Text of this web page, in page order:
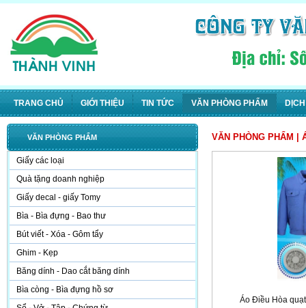
TRANG CHỦ GIỚI THIỆU TIN TỨC VĂN PHÒNG PHẨM
VĂN PHÒNG PHẨM
Giấy các loại
Quà tặng doanh nghiệp
Giấy decal - giấy Tomy
Bìa - Bìa đựng - Bao thư
Bút viết - Xóa - Gôm tẩy
Ghim - Kẹp
Băng dính - Dao cắt băng dính
Bìa còng - Bìa đựng hồ sơ
VĂN PHÒNG PHẨM |
Áo Điều Hòa